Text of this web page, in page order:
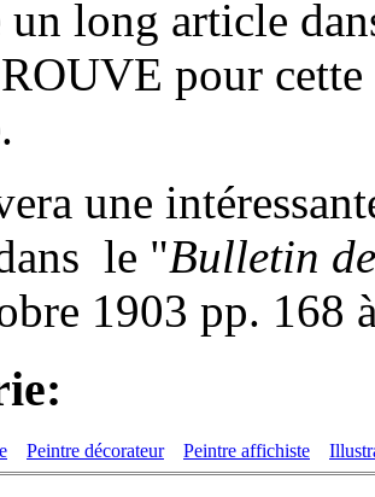
un long article
pour
une
le "Bulletin
1903 pp. 168
Peintre décorateur Peintre affichiste